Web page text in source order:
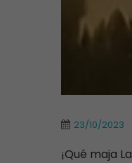
23/10/2023
¡Qué maja